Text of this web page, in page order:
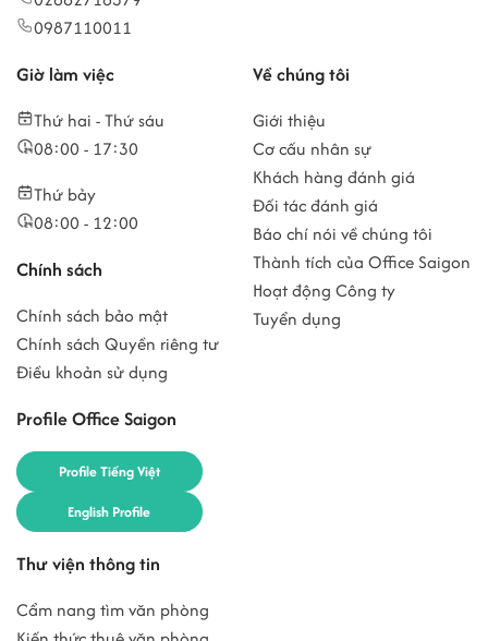
0987110011
Giờ làm việc
Thứ hai - Thứ sáu
08:00 - 17:30
Thứ bảy
08:00 - 12:00
Chính sách
Chính sách bảo mật
Chính sách Quyền riêng tư
Điều khoản sử dụng
Profile Office Saigon
Profile Tiếng Việt
English Profile
Về chúng tôi
Giới thiệu
Cơ cấu nhân sự
Khách hàng đánh giá
Đối tác đánh giá
Báo chí nói về chúng tôi
Thành tích của Office Saigon
Hoạt động Công ty
Tuyển dụng
Thư viện thông tin
Cẩm nang tìm văn phòng